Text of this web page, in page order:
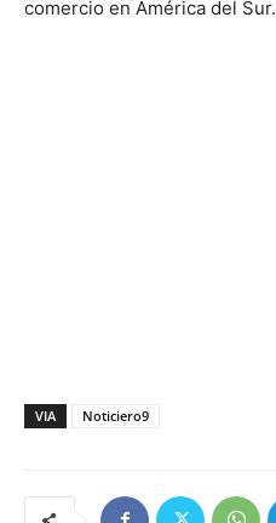
comercio en América del Sur.
VIA Noticiero9